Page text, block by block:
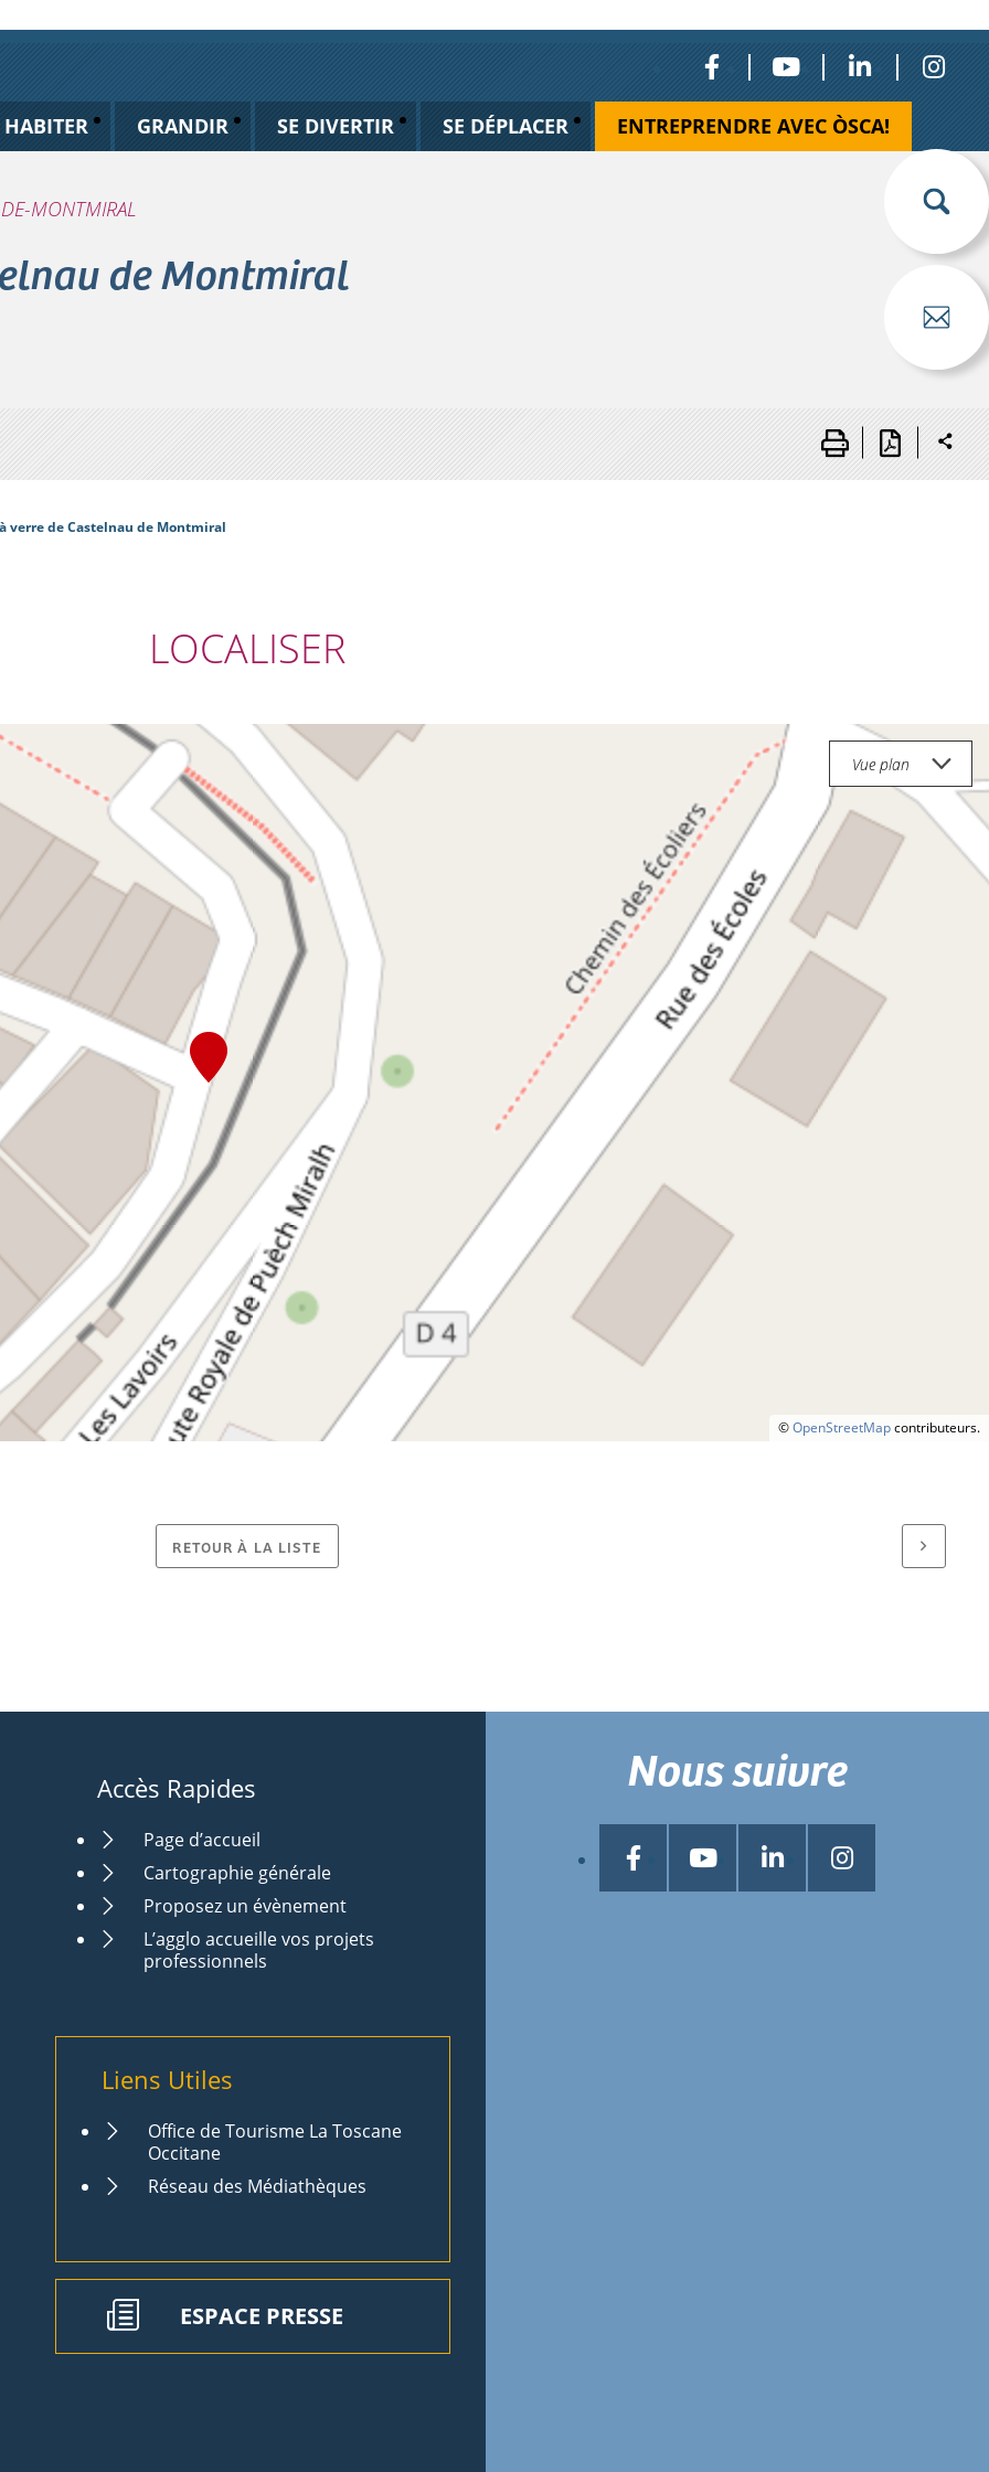
HABITER GRANDIR SE DIVERTIR SE DÉPLACER ENTREPRENDRE AVEC ÒSCA!
MONTMIRAL
de Montmiral
verre de Castelnau de Montmiral
LOCALISER
©OpenStreetMapcontributeurs.
RETOUR À LA LISTE
Accès Rapides
Page d’accueil
Cartographie générale
Proposez un évènement
L’agglo accueille vos projets
professionnels
Liens Utiles
Office de Tourisme La Toscane
Occitane
Réseau des Médiathèques
ESPACE PRESSE
Nous suivre